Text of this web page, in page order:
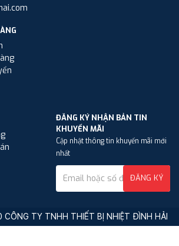
ĐĂNG KÝ NHẬN BẢN TIN
KHUYẾN MÃI
Cập nhật thông tin khuyến mãi mới
nhất
ĐĂNG KÝ
TY TNHH THIẾT BỊ NHIỆT ĐÌNH HẢI